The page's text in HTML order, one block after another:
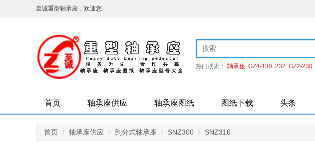
至诚重型轴承座，欢迎您
热门搜索： 轴承座 GZ4-130 232 GZ2-230
首页 轴承座供应 轴承座图纸 图纸下载 头条
首页 轴承座供应 剖分式轴承座 SNZ300 SNZ316